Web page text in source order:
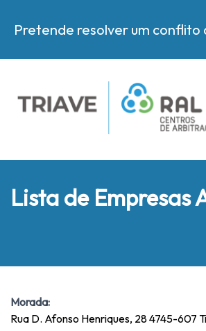
Pretende resolver um conflito
Lista de Empresas
Morada:
Rua D. Afonso Henriques, 28 4745-607